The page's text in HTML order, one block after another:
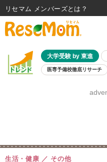
大学受験 by 東進
医専予備校徹底リサーチ
8月開催学
生活・健康 その他
リセマム メンバーズ